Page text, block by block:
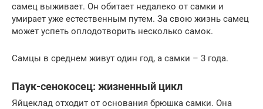
самец выживает. Он обитает недалеко от самки и
умирает уже естественным путем. За свою жизнь самец
может успеть оплодотворить несколько самок.
Самцы в среднем живут один год, а самки – 3 года.
Паук-сенокосец: жизненный цикл
Яйцеклад отходит от основания брюшка самки. Она